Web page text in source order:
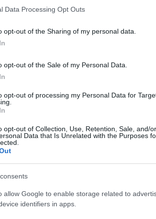
Data Processing Opt Outs
opt-out of the Sharing of my personal data.
opt-out of the Sale of my Personal Data.
opt-out of processing my Personal Data for
opt-out of Collection, Use, Retention, Sale, and/
Data that Is Unrelated with the Purposes
allow Google to enable storage related to
identifiers in apps.
(στα πλαίσια του Cyclades Trail
ΑΠΟ ΤΟΝ ΔΗΜΙΟΥΡΓΟ